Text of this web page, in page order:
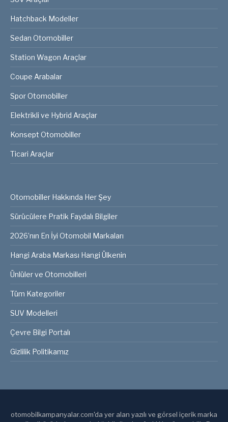
Hatchback Modeller
Sedan Otomobiller
Station Wagon Araçlar
Coupe Arabalar
Spor Otomobiller
Elektrikli ve Hybrid Araçlar
Konsept Otomobiller
Ticari Araçlar
Otomobiller Hakkında Her Şey
Sürücülere Pratik Faydalı Bilgiler
2026’nın En İyi Otomobil Markaları
Hangi Araba Markası Hangi Ülkenin
Ünlüler ve Otomobilleri
Tüm Kategoriler
SUV Modelleri
Çevre Bilgi Portalı
Gizlilik Politikamız
otomobilkampanyalar.com'da yer alan yazılı ve görsel içerik marka